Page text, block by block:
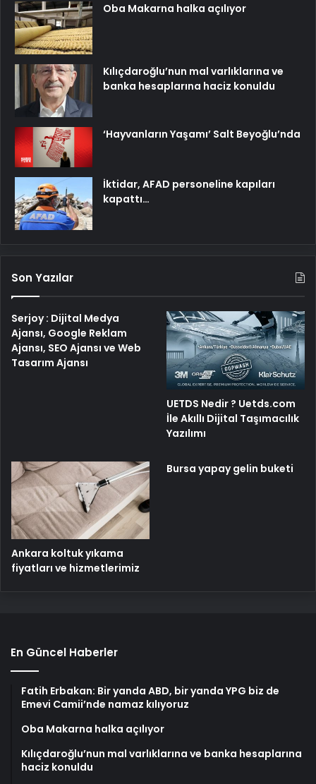
Oba Makarna halka açılıyor
Kılıçdaroğlu’nun mal varlıklarına ve
banka hesaplarına haciz konuldu
‘Hayvanların Yaşamı’ Salt Beyoğlu’nda
İktidar, AFAD personeline kapıları
kapattı…
Son Yazılar
Serjoy : Dijital Medya
Ajansı, Google Reklam
Ajansı, SEO Ajansı ve Web
Tasarım Ajansı
UETDS Nedir ? Uetds.com
İle Akıllı Dijital Taşımacılık
Yazılımı
Ankara koltuk yıkama
fiyatları ve hizmetlerimiz
Bursa yapay gelin buketi
En Güncel Haberler
Fatih Erbakan: Bir yanda ABD, bir yanda YPG biz de
Emevi Camii’nde namaz kılıyoruz
Oba Makarna halka açılıyor
Kılıçdaroğlu’nun mal varlıklarına ve banka hesaplarına
haciz konuldu